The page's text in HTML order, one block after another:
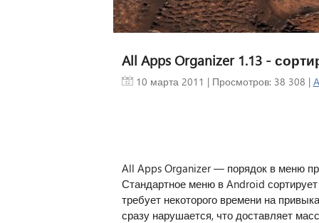
All Apps Organizer 1.13 -
10 марта 2011 | Просмотров: 38 308 |
All Apps Organizer — порядок в меню
Стандартное меню в Android
требует некоторого времени на
сразу нарушается, что доставляет